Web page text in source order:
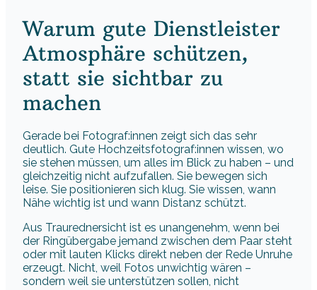
Warum gute Dienstleister
Atmosphäre schützen,
statt sie sichtbar zu
machen
Gerade bei Fotograf:innen zeigt sich das sehr
deutlich. Gute Hochzeitsfotograf:innen wissen, wo
sie stehen müssen, um alles im Blick zu haben – und
gleichzeitig nicht aufzufallen. Sie bewegen sich
leise. Sie positionieren sich klug. Sie wissen, wann
Nähe wichtig ist und wann Distanz schützt.
Aus Traurednersicht ist es unangenehm, wenn bei
der Ringübergabe jemand zwischen dem Paar steht
oder mit lauten Klicks direkt neben der Rede Unruhe
erzeugt. Nicht, weil Fotos unwichtig wären –
sondern weil sie unterstützen sollen, nicht